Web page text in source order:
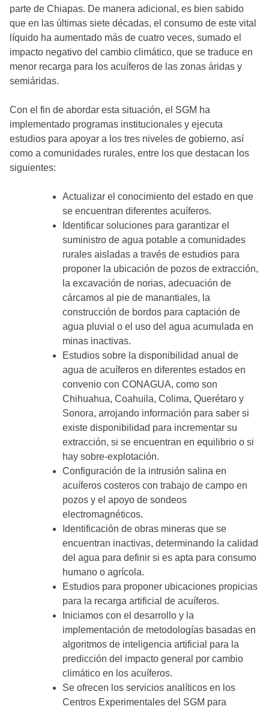
parte de Chiapas. De manera adicional, es bien sabido
que en las últimas siete décadas, el consumo de este vital
líquido ha aumentado más de cuatro veces, sumado el
impacto negativo del cambio climático, que se traduce en
menor recarga para los acuíferos de las zonas áridas y
semiáridas.
Con el fin de abordar esta situación, el SGM ha
implementado programas institucionales y ejecuta
estudios para apoyar a los tres niveles de gobierno, así
como a comunidades rurales, entre los que destacan los
siguientes:
Actualizar el conocimiento del estado en que
se encuentran diferentes acuíferos.
Identificar soluciones para garantizar el
suministro de agua potable a comunidades
rurales aisladas a través de estudios para
proponer la ubicación de pozos de extracción,
la excavación de norias, adecuación de
cárcamos al pie de manantiales, la
construcción de bordos para captación de
agua pluvial o el uso del agua acumulada en
minas inactivas.
Estudios sobre la disponibilidad anual de
agua de acuíferos en diferentes estados en
convenio con CONAGUA, como son
Chihuahua, Coahuila, Colima, Querétaro y
Sonora, arrojando información para saber si
existe disponibilidad para incrementar su
extracción, si se encuentran en equilibrio o si
hay sobre-explotación.
Configuración de la intrusión salina en
acuíferos costeros con trabajo de campo en
pozos y el apoyo de sondeos
electromagnéticos.
Identificación de obras mineras que se
encuentran inactivas, determinando la calidad
del agua para definir si es apta para consumo
humano o agrícola.
Estudios para proponer ubicaciones propicias
para la recarga artificial de acuíferos.
Iniciamos con el desarrollo y la
implementación de metodologías basadas en
algoritmos de inteligencia artificial para la
predicción del impacto general por cambio
climático en los acuíferos.
Se ofrecen los servicios analíticos en los
Centros Experimentales del SGM para